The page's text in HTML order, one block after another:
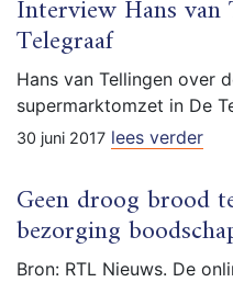
Interview Hans
Telegraaf
Hans van Tellingen over
supermarktomzet in De
30 juni 2017 lees verder
Geen droog brood
bezorging
Bron: RTL Nieuws. De